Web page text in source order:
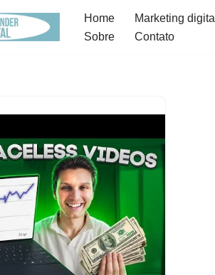
Home Marketing digital
Sobre
Contato